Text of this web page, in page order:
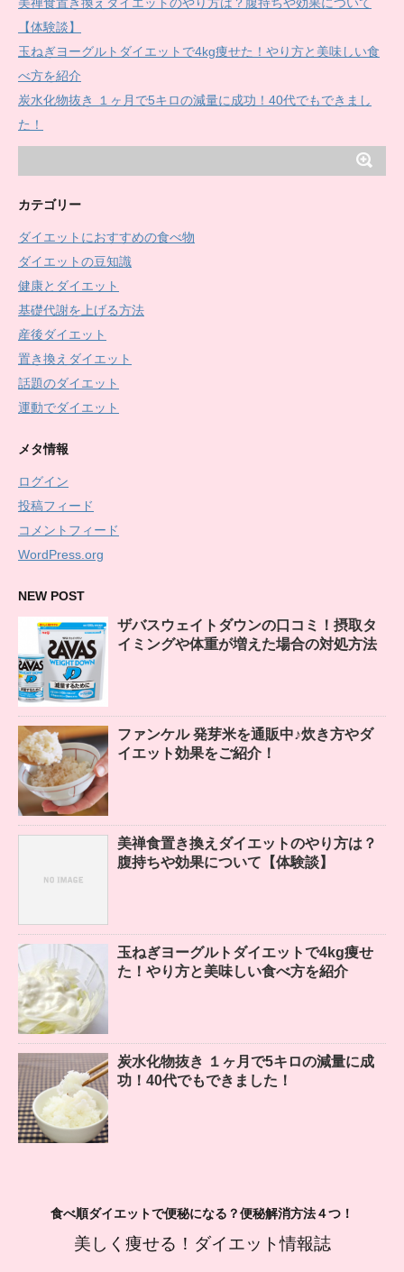
【体験談】
玉ねぎヨーグルトダイエットで4kg痩せた！やり方と美味しい食
べ方を紹介
炭水化物抜き １ヶ月で5キロの減量に成功！40代でもできまし
た！
カテゴリー
ダイエットにおすすめの食べ物
ダイエットの豆知識
健康とダイエット
基礎代謝を上げる方法
産後ダイエット
置き換えダイエット
話題のダイエット
運動でダイエット
メタ情報
ログイン
投稿フィード
コメントフィード
WordPress.org
NEW POST
ザバスウェイトダウンの口コミ！摂取タ
イミングや体重が増えた場合の対処方法
ファンケル 発芽米を通販中♪炊き方やダ
イエット効果をご紹介！
美禅食置き換えダイエットのやり方は？
腹持ちや効果について【体験談】
玉ねぎヨーグルトダイエットで4kg痩せ
た！やり方と美味しい食べ方を紹介
炭水化物抜き １ヶ月で5キロの減量に成
功！40代でもできました！
食べ順ダイエットで便秘になる？便秘解消方法４つ！
美しく痩せる！ダイエット情報誌